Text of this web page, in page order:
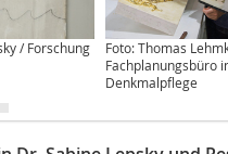
/ Forschung
Foto: Thomas
Fachplanungsbüro
Denkmalpflege